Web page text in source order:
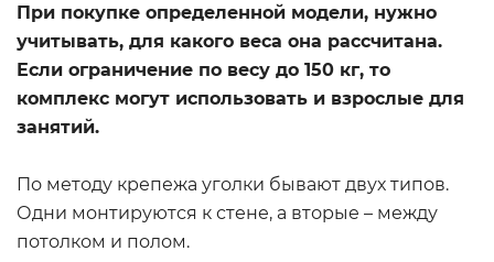
При покупке определенной модели, нужно
учитывать, для какого веса она рассчитана.
Если ограничение по весу до 150 кг, то
комплекс могут использовать и взрослые для
занятий.
По методу крепежа уголки бывают двух типов.
Одни монтируются к стене, а вторые – между
потолком и полом.